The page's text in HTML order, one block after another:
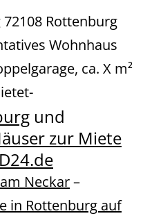
72108 Rottenburg
Wohnhaus
ca. X m²
und
zur Miete
Neckar–
in Rottenburg auf